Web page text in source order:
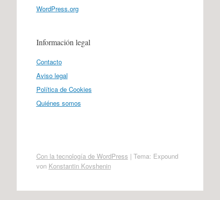
WordPress.org
Información legal
Contacto
Aviso legal
Política de Cookies
Quiénes somos
Con la tecnología de WordPress | Tema: Expound
von Konstantin Kovshenin